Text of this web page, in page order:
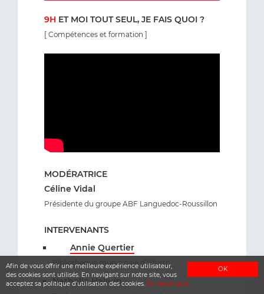
OK
Afin de vous offrir une meilleure expérience utilisateur,
des cookies sont utilisés. En navigant sur notre site, vous
acceptez sa politique d'utilisation des cookies. En savoir plus
9H ET MOI TOUT SEUL, JE FAIS QUOI ?
[ Compétences et formation ]
MODÉRATRICE
Céline Vidal
Présidente du groupe ABF Languedoc-Roussillon
INTERVENANTS
Annie Quertier
Bibliothèque municipale d’Illfurth
Nathalie Helluin